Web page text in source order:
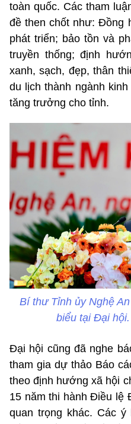
toàn quốc. Các tham
đề then chốt như: Đồng
phát triển; bảo tồn và
truyền thống; định
xanh, sạch, đẹp, thân
du lịch thành ngành
tăng trưởng cho tỉnh.
Bí thư Tỉnh ủy Nghệ
biểu tại Đại
Đại hội cũng đã nghe
tham gia dự thảo Báo
theo định hướng xã hội
15 năm thi hành Điều lệ
quan trọng khác. Các